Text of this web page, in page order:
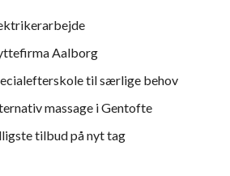
Aalborg
til særlige behov
massage i Gentofte
tilbud på nyt tag